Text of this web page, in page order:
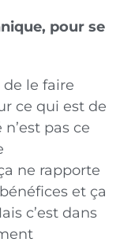
pour se
le faire
ce qui est de
pas ce
ne rapporte
et ça
c’est dans